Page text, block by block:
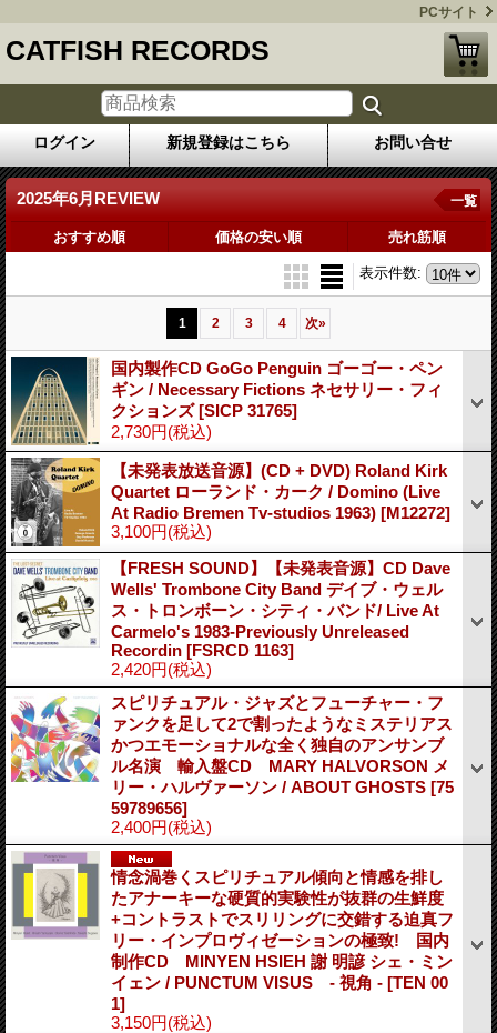
PCサイト
CATFISH RECORDS
ログイン 新規登録はこちら お問い合せ
2025年6月REVIEW 一覧
おすすめ順 価格の安い順 売れ筋順
表示件数:
1 2 3 4 次»
国内製作CD GoGo Penguin ゴーゴー・ペン
ギン / Necessary Fictions ネセサリー・フィ
クションズ[SICP 31765]
2,730円(税込)
【未発表放送音源】(CD + DVD) Roland Kirk
Quartet ローランド・カーク / Domino (Live
At Radio Bremen Tv-studios 1963) [M12272]
3,100円(税込)
【FRESH SOUND】【未発表音源】CD Dave
Wells' Trombone City Band デイブ・ウェル
ス・トロンボーン・シティ・バンド/ Live At
Carmelo's 1983-Previously Unreleased
Recordin [FSRCD 1163]
2,420円(税込)
スピリチュアル・ジャズとフューチャー・フ
ァンクを足して2で割ったようなミステリアス
かつエモーショナルな全く独自のアンサンブ
ル名演 輸入盤CD MARY HALVORSON メ
リー・ハルヴァーソン / ABOUT GHOSTS [75
59789656]
2,400円(税込)
情念渦巻くスピリチュアル傾向と情感を排し
たアナーキーな硬質的実験性が抜群の生鮮度
+コントラストでスリリングに交錯する迫真フ
リー・インプロヴィゼーションの極致! 国内
制作CD MINYEN HSIEH 謝 明諺 シェ・ミン
イェン / PUNCTUM VISUS - 視角 - [TEN 00
1]
3,150円(税込)